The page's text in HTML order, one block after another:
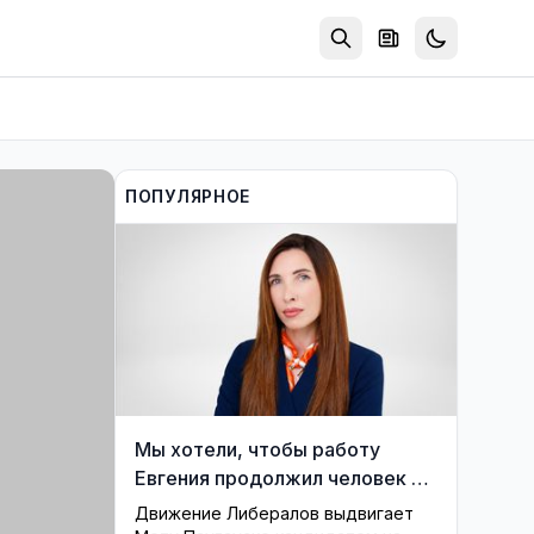
ПОПУЛЯРНОЕ
Мы хотели, чтобы работу
Евгения продолжил человек из
его близкого окружения —
Движение Либералов выдвигает